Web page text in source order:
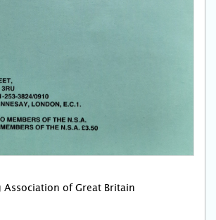
Association of Great Britain